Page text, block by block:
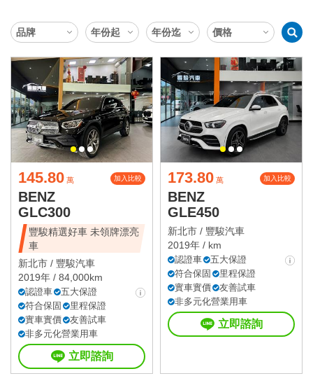
145.80 萬 加入比較
BENZ
GLC300
豐駿精選好車 未領牌漂亮
車
新北市 / 豐駿汽車
2019年 / 84,000km
認證車
五大保證
符合保固
里程保證
實車實價
友善試車
非多元化營業用車
立即諮詢
173.80 萬 加入比較
BENZ
GLE450
新北市 / 豐駿汽車
2019年 / km
認證車
五大保證
符合保固
里程保證
實車實價
友善試車
非多元化營業用車
立即諮詢